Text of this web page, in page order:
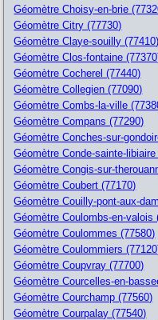
Géomètre Choisy-en-brie
Géomètre Citry (77730)
Géomètre Claye-souilly (77410)
Géomètre Clos-fontaine
Géomètre Cocherel (77440)
Géomètre Collegien (77090)
Géomètre Combs-la-ville
Géomètre Compans (77290)
Géomètre Conches-sur-
Géomètre Conde-sainte-libiaire
Géomètre Congis-sur-
Géomètre Coubert (77170)
Géomètre Couilly-pont-aux-
Géomètre Coulombs-en-valois
Géomètre Coulommes (77580)
Géomètre Coulommiers
Géomètre Coupvray (77700)
Géomètre Courcelles-en-
Géomètre Courchamp (77560)
Géomètre Courpalay (77540)